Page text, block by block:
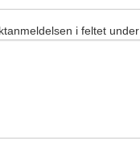
i feltet under